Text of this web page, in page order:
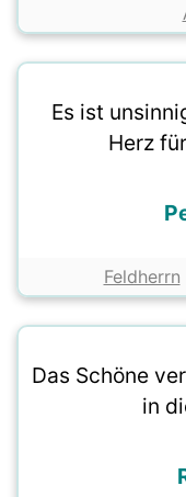
Es ist
Herz
Feldherrn
Das Schöne
in